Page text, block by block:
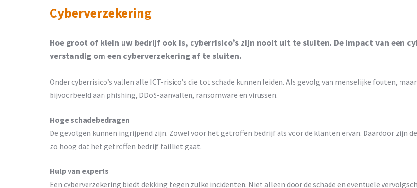
Cyberverzekering
Hoe groot of klein uw bedrijf ook is, cyberrisico’s zijn nooit uit te sluiten. De impact van een
verstandig om een cyberverzekering af te sluiten.
Onder cyberrisico’s vallen alle ICT-risico’s die tot schade kunnen leiden. Als gevolg van menselijke fouten,
bijvoorbeeld aan phishing, DDoS-aanvallen, ransomware en virussen.
Hoge schadebedragen
De gevolgen kunnen ingrijpend zijn. Zowel voor het getroffen bedrijf als voor de klanten ervan. Daardoor zijn
zo hoog dat het getroffen bedrijf failliet gaat.
Hulp van experts
Een cyberverzekering biedt dekking tegen zulke incidenten. Niet alleen door de schade en eventuele